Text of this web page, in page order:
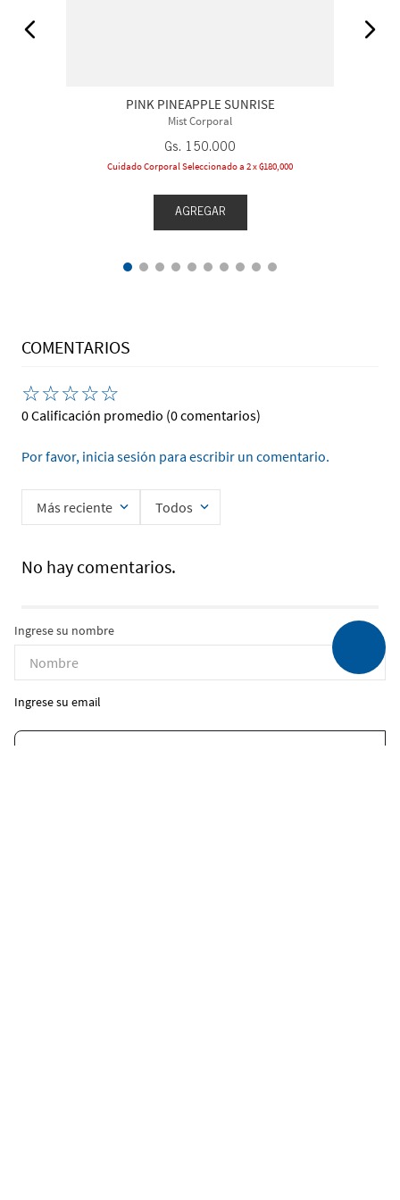
PINK PINEAPPLE SUNRISE
Mist Corporal
Gs. 150.000
Cuidado Corporal Seleccionado a 2 x ₲180,000
AGREGAR
COMENTARIOS
☆☆☆☆☆
0 Calificación promedio (0 comentarios)
Por favor, inicia sesión para escribir un comentario.
Más reciente Todos
No hay comentarios.
Ingrese su nombre
Ingrese su email